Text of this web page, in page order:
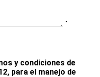
`
y condiciones de
para el manejo de